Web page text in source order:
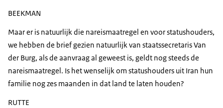
BEEKMAN
Maar er is natuurlijk die nareismaatregel en voor statushouders,
we hebben de brief gezien natuurlijk van staatssecretaris Van
der Burg, als de aanvraag al geweest is, geldt nog steeds de
nareismaatregel. Is het wenselijk om statushouders uit Iran hun
familie nog zes maanden in dat land te laten houden?
RUTTE